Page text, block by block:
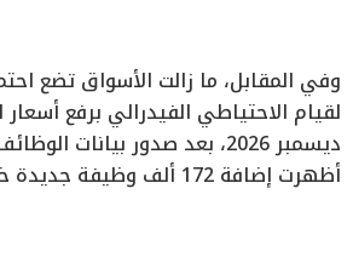
لقيام الاحتياطي الفيدرالي برفع أسعار
ديسمبر 2026، بعد صدور بيانات
أظهرت إضافة 172 ألف وظيفة جديدة خلال مايو الماضي.